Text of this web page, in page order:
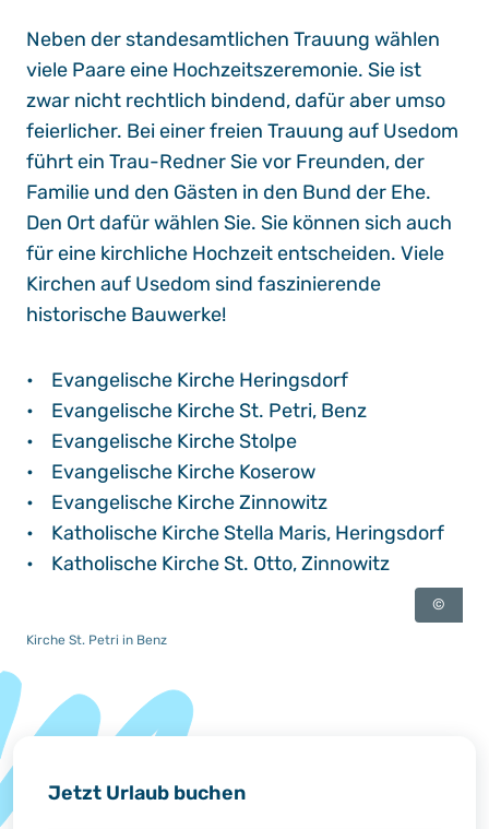
Neben der standesamtlichen Trauung wählen
viele Paare eine Hochzeitszeremonie. Sie ist
zwar nicht rechtlich bindend, dafür aber umso
feierlicher. Bei einer freien Trauung auf Usedom
führt ein Trau-Redner Sie vor Freunden, der
Familie und den Gästen in den Bund der Ehe.
Den Ort dafür wählen Sie. Sie können sich auch
für eine kirchliche Hochzeit entscheiden. Viele
Kirchen auf Usedom sind faszinierende
historische Bauwerke!
• Evangelische Kirche Heringsdorf
• Evangelische Kirche St. Petri, Benz
• Evangelische Kirche Stolpe
• Evangelische Kirche Koserow
•
Evangelische Kirche Zinnowitz
• Katholische Kirche Stella Maris, Heringsdorf
• Katholische Kirche St. Otto, Zinnowitz
©
Kirche St. Petri in Benz
Jetzt Urlaub buchen